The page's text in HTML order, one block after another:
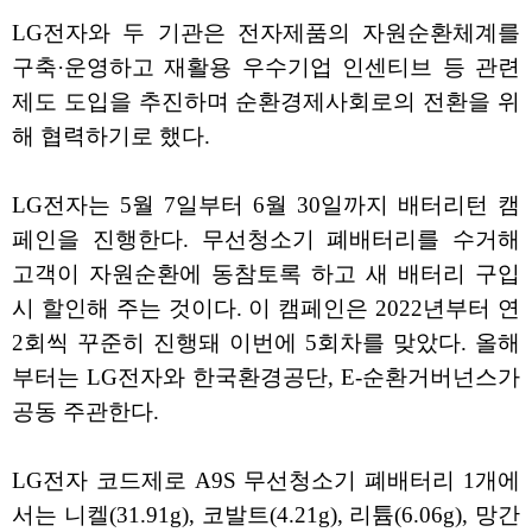
LG전자와 두 기관은 전자제품의 자원순환체계를
구축·운영하고 재활용 우수기업 인센티브 등 관련
제도 도입을 추진하며 순환경제사회로의 전환을 위
해 협력하기로 했다.
LG전자는 5월 7일부터 6월 30일까지 배터리턴 캠
페인을 진행한다. 무선청소기 폐배터리를 수거해
고객이 자원순환에 동참토록 하고 새 배터리 구입
시 할인해 주는 것이다. 이 캠페인은 2022년부터 연
2회씩 꾸준히 진행돼 이번에 5회차를 맞았다. 올해
부터는 LG전자와 한국환경공단, E-순환거버넌스가
공동 주관한다.
LG전자 코드제로 A9S 무선청소기 폐배터리 1개에
서는 니켈(31.91g), 코발트(4.21g), 리튬(6.06g), 망간